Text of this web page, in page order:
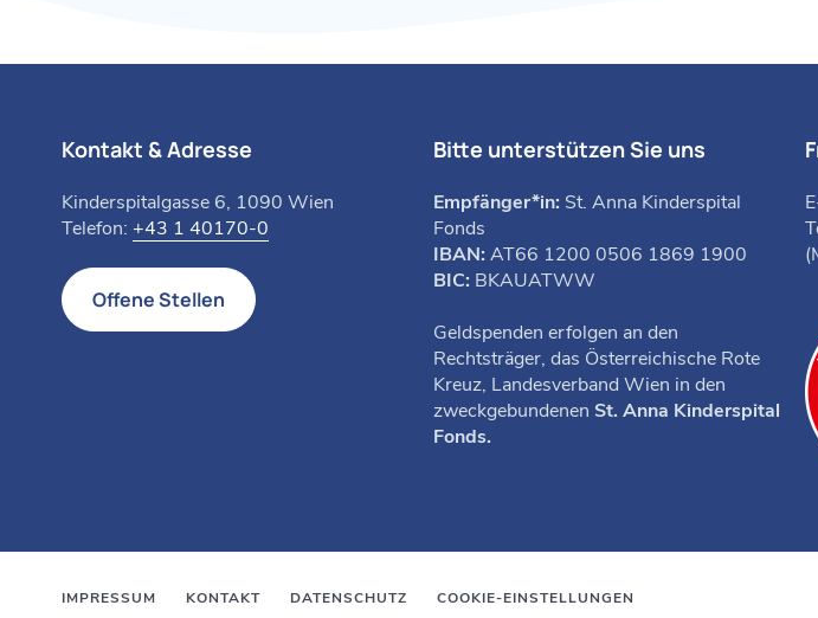
Kontakt & Adresse
Kinderspitalgasse 6, 1090 Wien
Telefon: +43 1 40170-0
Offene Stellen
Bitte unterstützen Sie uns
Empfänger*in: St. Anna Kinderspital
Fonds
IBAN:AT66 1200 0506 1869 1900
BIC: BKAUATWW
Geldspenden erfolgen an den
Rechtsträger, das Österreichische Rote
Kreuz, Landesverband Wien in den
zweckgebundenen St. Anna Kinderspital
Fonds.
IMPRESSUM KONTAKT DATENSCHUTZ COOKIE-EINSTELLUNGEN